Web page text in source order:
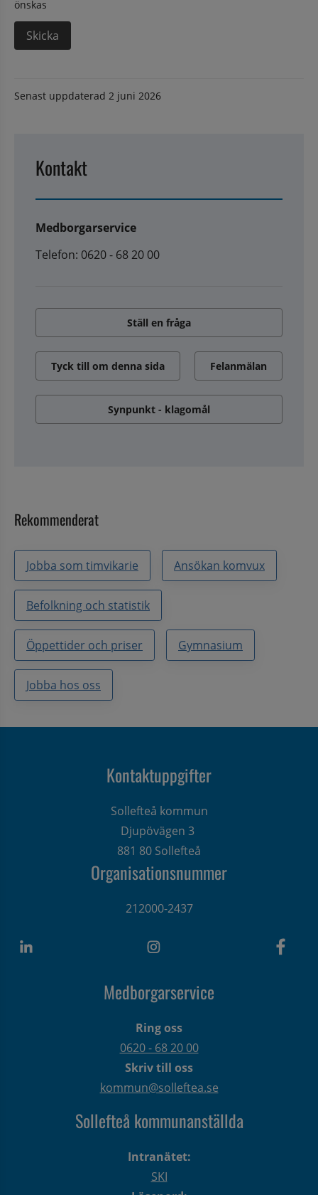
önskas
Senast uppdaterad 2 juni 2026
Kontakt
Medborgarservice
Telefon: 0620 - 68 20 00
Ställ en fråga
Tyck till om denna sida Felanmälan
Synpunkt - klagomål
Rekommenderat
Jobba som timvikarie Ansökan komvux
Befolkning och statistik
Öppettider och priser Gymnasium
Jobba hos oss
Kontaktuppgifter
Sollefteå kommun
Djupövägen 3
881 80 Sollefteå
Organisationsnummer
212000-2437
Medborgarservice
Ring oss
0620 - 68 20 00
Skriv till oss
kommun@solleftea.se
Sollefteå kommunanställda
Intranätet:
SKI